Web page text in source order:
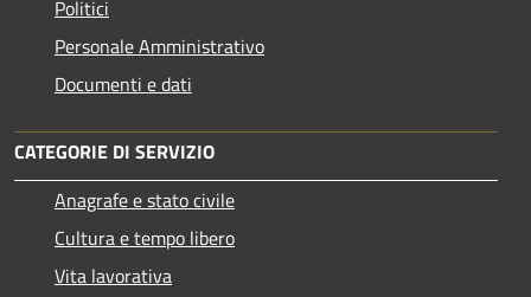
Politici
Personale Amministrativo
Documenti e dati
CATEGORIE DI SERVIZIO
Anagrafe e stato civile
Cultura e tempo libero
Vita lavorativa